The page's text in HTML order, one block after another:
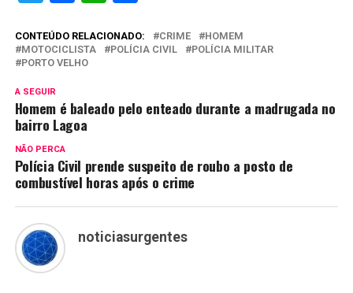
CONTEÚDO RELACIONADO: CRIME
HOMEM
MOTOCICLISTA
POLÍCIA CIVIL
POLÍCIA MILITAR
PORTO VELHO
A SEGUIR
Homem é baleado pelo enteado durante a madrugada no
bairro Lagoa
NÃO PERCA
Polícia Civil prende suspeito de roubo a posto de
combustível horas após o crime
noticiasurgentes